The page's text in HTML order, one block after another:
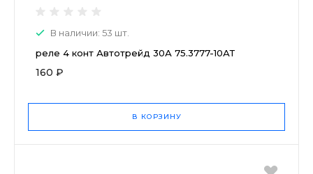
В наличии: 53 шт.
реле 4 конт Автотрейд 30А 75.3777-10АТ
160 ₽
В КОРЗИНУ